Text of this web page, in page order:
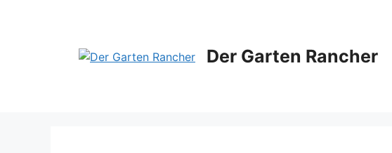
Der Garten Rancher